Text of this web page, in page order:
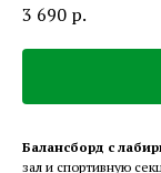
3 690 р.
Балансборд с
зал и спортивную